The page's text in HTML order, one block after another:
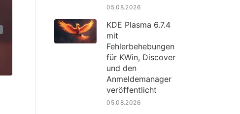
05.08.2026
KDE Plasma 6.7.4
mit
Fehlerbehebungen
für KWin, Discover
und den
Anmeldemanager
veröffentlicht
05.08.2026